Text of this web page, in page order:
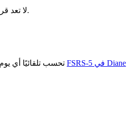
لا تعد قراءة بطاقاتك. اخفِ الإجابة، حاول إنتاجها من الذاكرة، ثم اكشفها. إذا أخطأت، هذه معلومة قيّمة: تحتاج هذه البطاقة مراجعة أسبق. إذا نجحت بسهولة، يمكنها الانتظار أطول.
FSRS-5 في Diane